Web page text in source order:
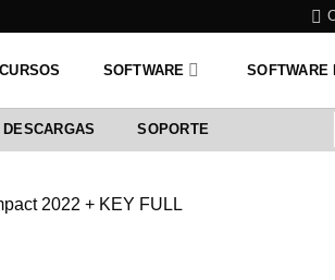
CURSOS SOFTWARE SOFTWARE
DESCARGAS SOPORTE